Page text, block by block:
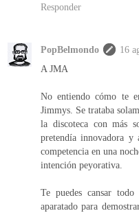
Responder
PopBelmondo
16
A JMA
No entiendo cómo te
Jimmys. Se trataba
la discoteca con más
pretendía innovadora y
competencia en una
intención peyorativa.
Te puedes cansar
aparatado para